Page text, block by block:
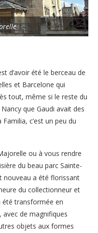
d’avoir été le berceau de
et Barcelone qui
tout, même si le reste du
que Gaudi avait des
c’est un peu du
ou à vous rendre
du beau parc Sainte-
nouveau a été florissant
du collectionneur et
été transformée en
de magnifiques
objets aux formes